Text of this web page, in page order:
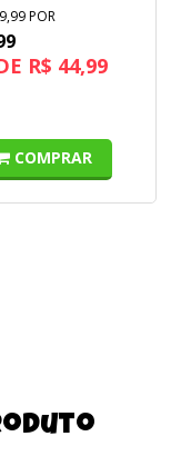
POR
R$ 44,99
COMPRAR